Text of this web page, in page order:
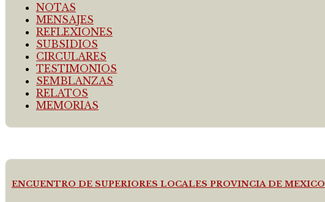
NOTAS
MENSAJES
REFLEXIONES
SUBSIDIOS
CIRCULARES
TESTIMONIOS
SEMBLANZAS
RELATOS
MEMORIAS
ENCUENTRO DE SUPERIORES LOCALES PROVINCIA DE MEXICO